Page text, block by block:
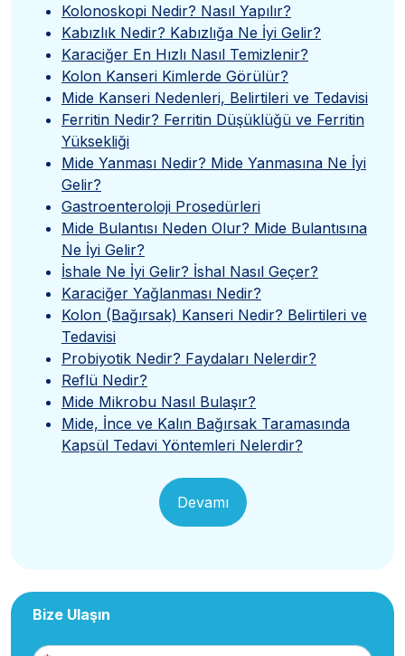
Kolonoskopi Nedir? Nasıl Yapılır?
Kabızlık Nedir? Kabızlığa Ne İyi Gelir?
Karaciğer En Hızlı Nasıl Temizlenir?
Kolon Kanseri Kimlerde Görülür?
Mide Kanseri Nedenleri, Belirtileri ve Tedavisi
Ferritin Nedir? Ferritin Düşüklüğü ve Ferritin
Yüksekliği
Mide Yanması Nedir? Mide Yanmasına Ne İyi
Gelir?
Gastroenteroloji Prosedürleri
Mide Bulantısı Neden Olur? Mide Bulantısına
Ne İyi Gelir?
İshale Ne İyi Gelir? İshal Nasıl Geçer?
Karaciğer Yağlanması Nedir?
Kolon (Bağırsak) Kanseri Nedir? Belirtileri ve
Tedavisi
Probiyotik Nedir? Faydaları Nelerdir?
Reflü Nedir?
Mide Mikrobu Nasıl Bulaşır?
Mide, İnce ve Kalın Bağırsak Taramasında
Kapsül Tedavi Yöntemleri Nelerdir?
Devamı
Bize Ulaşın
Adınız